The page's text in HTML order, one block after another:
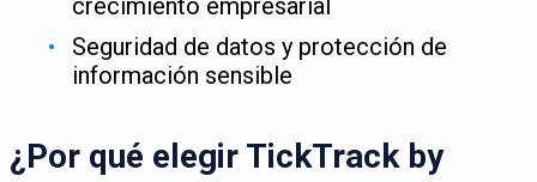
crecimiento empresarial
Seguridad de datos y protección de
información sensible
¿Por qué elegir TickTrack by